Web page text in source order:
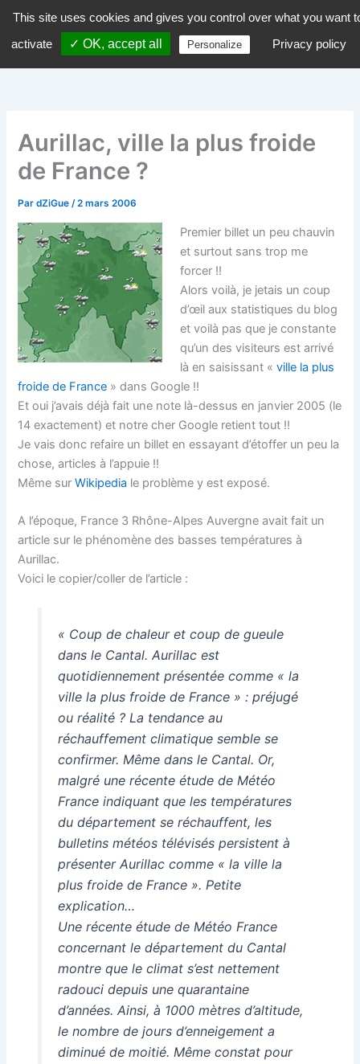
contenu
dZiGue
Aurillac, ville la plus froide
de France ?
PardZiGue/2 mars 2006
Premier billet un peu chauvin
et surtout sans trop me
forcer !!
Alors voilà, je jetais un coup
d’œil aux statistiques du blog
et voilà pas que je constante
qu’un des visiteurs est arrivé
là en saisissant «ville la plus
froide de France » dans Google !!
Et oui j’avais déjà fait une note là-dessus en janvier 2005 (le
14 exactement) et notre cher Google retient tout !!
Je vais donc refaire un billet en essayant d’étoffer un peu la
chose, articles à l’appuie !!
Même surWikipedia le problème y est exposé.
A l’époque, France 3 Rhône-Alpes Auvergne avait fait un
article sur le phénomène des basses températures à
Aurillac.
Voici le copier/coller de l’article :
« Coup de chaleur et coup de gueule
dans le Cantal. Aurillac est
quotidiennement présentée comme « la
ville la plus froide de France » : préjugé
ou réalité ? La tendance au
réchauffement climatique semble se
confirmer. Même dans le Cantal. Or,
malgré une récente étude de Météo
France indiquant que les températures
du département se réchauffent, les
bulletins météos télévisés persistent à
présenter Aurillac comme « la ville la
plus froide de France ». Petite
explication…
Une récente étude de Météo France
concernant le département du Cantal
montre que le climat s’est nettement
radouci depuis une quarantaine
d’années. Ainsi, à 1000 mètres d’altitude,
le nombre de jours d’enneigement a
diminué de moitié. Même constat pour
This site uses cookies and gives you control over what you want
activate
✓ OK, accept all Personalize Privacy policy